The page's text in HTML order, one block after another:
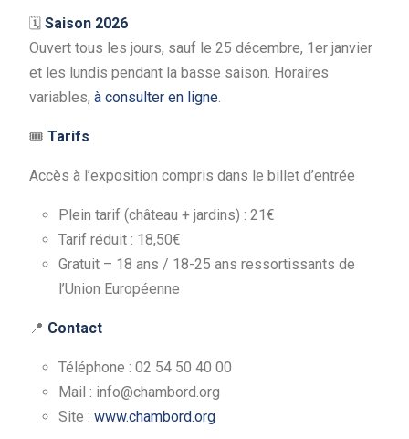
🗓 Saison 2026
Ouvert tous les jours, sauf le 25 décembre, 1er janvier
et les lundis pendant la basse saison. Horaires
variables, à consulter en ligne.
🎟 Tarifs
Accès à l’exposition compris dans le billet d’entrée
Plein tarif (château + jardins) : 21€
Tarif réduit : 18,50€
Gratuit – 18 ans / 18-25 ans ressortissants de
l’Union Européenne
📍 Contact
Téléphone : 02 54 50 40 00
Mail : info@chambord.org
Site : www.chambord.org